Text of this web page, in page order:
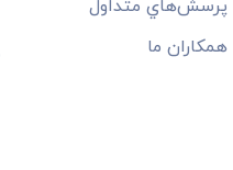
پرسش‌هاي متداول
همکاران ما